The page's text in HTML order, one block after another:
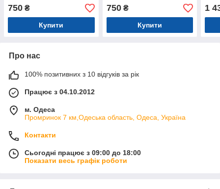
750 ₴
Купити
750₴
Купити
1
Про нас
100% позитивних з 10 відгуків за рік
Працює з 04.10.2012
м. Одеса
Промринок 7 км,Одеська область, Одеса, Україна
Контакти
Сьогодні працює з 09:00 до 18:00
Показати весь графік роботи